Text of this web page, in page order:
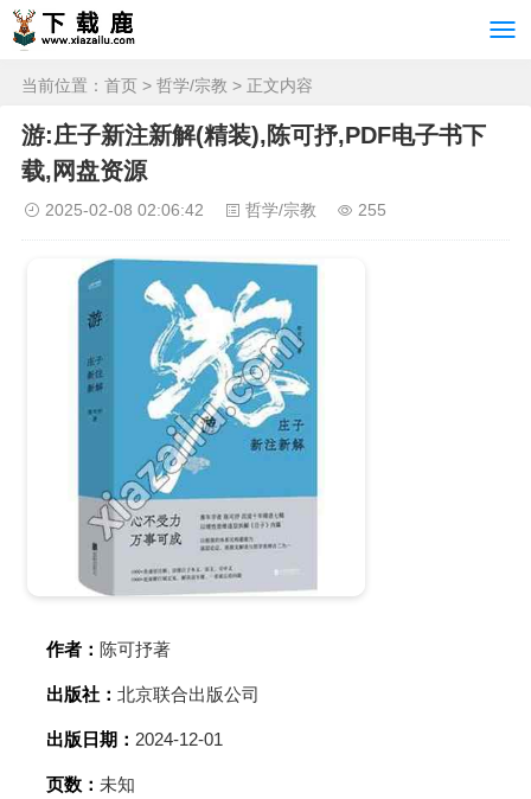
当前位置： 首页 > 哲学/宗教 > 正文内容
游:庄子新注新解(精装),陈可抒,PDF电子书下
载,网盘资源
2025-02-08 02:06:42 哲学/宗教 255
作者： 陈可抒著
出版社： 北京联合出版公司
出版日期： 2024-12-01
页数： 未知